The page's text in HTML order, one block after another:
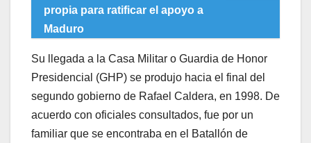
propia para ratificar el apoyo a
Maduro
Su llegada a la Casa Militar o Guardia de Honor
Presidencial (GHP) se produjo hacia el final del
segundo gobierno de Rafael Caldera, en 1998. De
acuerdo con oficiales consultados, fue por un
familiar que se encontraba en el Batallón de